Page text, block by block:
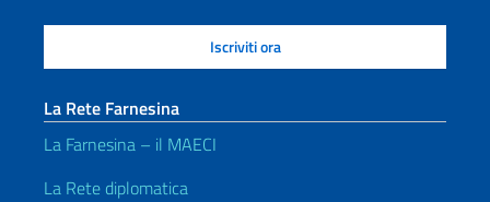
La Rete Farnesina
La Farnesina – il MAECI
La Rete diplomatica